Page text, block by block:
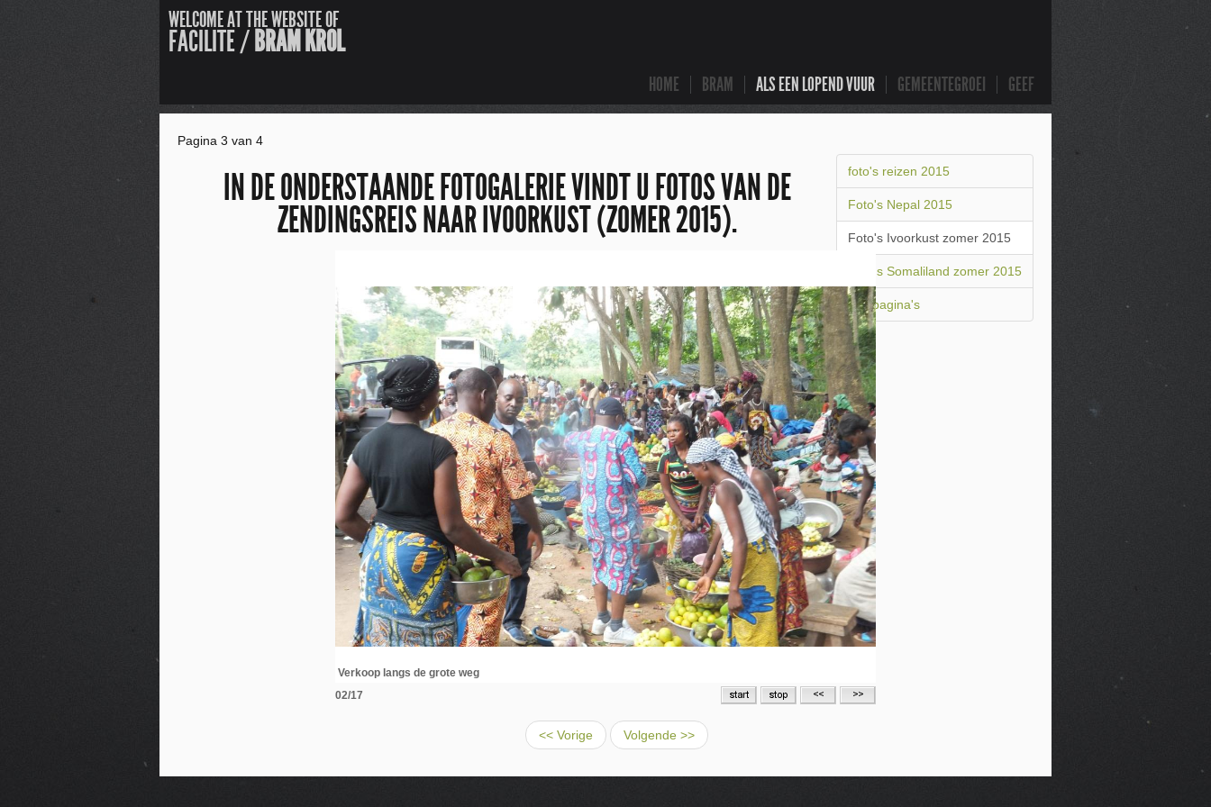
WELCOME AT THE WEBSITE OF
FACILITE / BRAM KROL
HOME BRAM ALS EEN LOPEND VUUR GEMEENTEGROEI GEEF
foto's reizen 2015
Foto's Nepal 2015
Foto's Ivoorkust zomer 2015
Foto's Somaliland zomer 2015
Alle pagina's
Pagina 3 van 4
IN DE ONDERSTAANDE FOTOGALERIE VINDT U FOTOS VAN DE
ZENDINGSREIS NAAR IVOORKUST (ZOMER 2015).
Verkoop langs de grote weg
02/17
<< Vorige Volgende >>